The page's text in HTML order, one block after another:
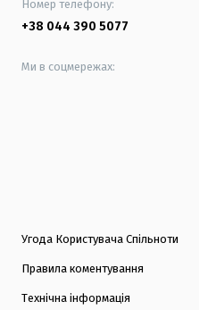
Номер телефону:
+38 044 390 5077
Ми в соцмережах:
Угода Користувача Спільноти
Правила коментування
Технічна інформація